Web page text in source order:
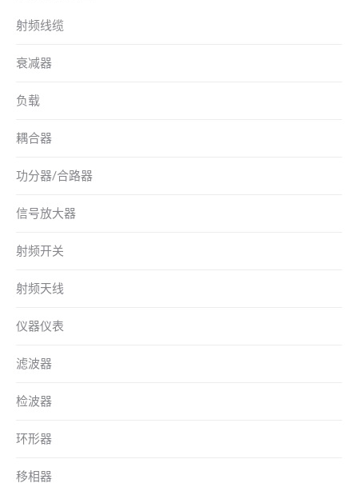
射频线缆
衰减器
负载
耦合器
功分器/合路器
信号放大器
射频开关
射频天线
仪器仪表
滤波器
检波器
环形器
移相器